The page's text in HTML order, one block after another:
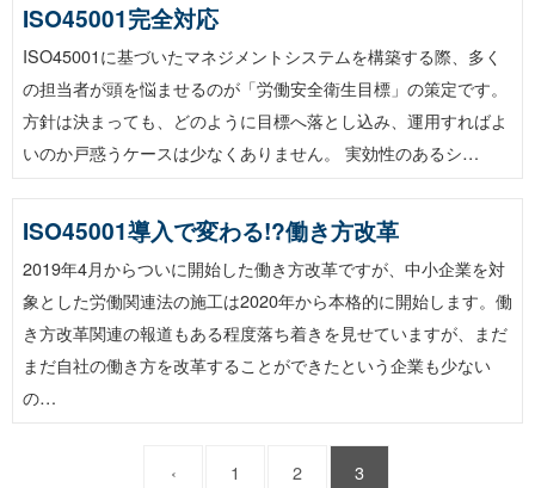
ISO45001完全対応
ISO45001に基づいたマネジメントシステムを構築する際、多く
の担当者が頭を悩ませるのが「労働安全衛生目標」の策定です。
方針は決まっても、どのように目標へ落とし込み、運用すればよ
いのか戸惑うケースは少なくありません。 実効性のあるシ…
ISO45001導入で変わる!?働き方改革
2019年4月からついに開始した働き方改革ですが、中小企業を対
象とした労働関連法の施工は2020年から本格的に開始します。働
き方改革関連の報道もある程度落ち着きを見せていますが、まだ
まだ自社の働き方を改革することができたという企業も少ない
の…
‹ 1 2 3